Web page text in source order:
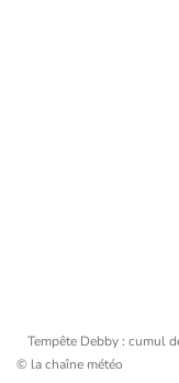
Tempête Debby : cumul
© la chaîne météo